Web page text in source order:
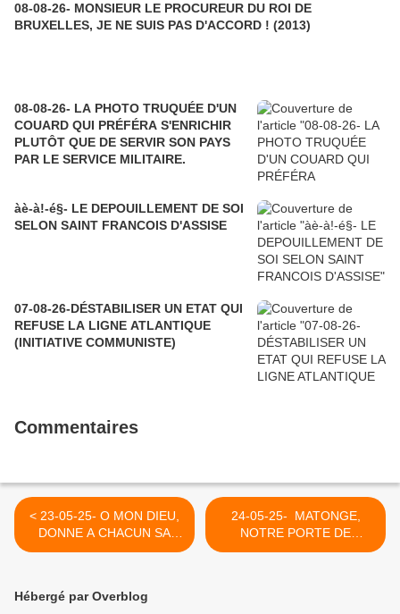
08-08-26- MONSIEUR LE PROCUREUR DU ROI DE
BRUXELLES, JE NE SUIS PAS D'ACCORD ! (2013)
08-08-26- LA PHOTO TRUQUÉE D'UN
COUARD QUI PRÉFÉRA S'ENRICHIR
PLUTÔT QUE DE SERVIR SON PAYS
PAR LE SERVICE MILITAIRE.
àè-à!-é§- LE DEPOUILLEMENT DE SOI
SELON SAINT FRANCOIS D'ASSISE
07-08-26-DÉSTABILISER UN ETAT QUI
REFUSE LA LIGNE ATLANTIQUE
(INITIATIVE COMMUNISTE)
Commentaires
< 23-05-25- O MON DIEU,
DONNE A CHACUN SA
PROPRE MORT (RILKE)
24-05-25- MATONGE,
NOTRE PORTE DE
NAMUR (YVAN BALCHOY)
Hébergé par Overblog